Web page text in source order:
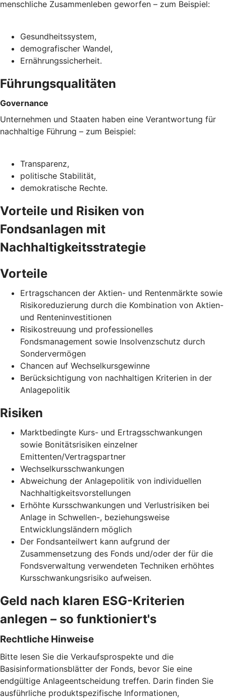
menschliche Zusammenleben geworfen – zum Beispiel:
Gesundheitssystem,
demografischer Wandel,
Ernährungssicherheit.
Führungsqualitäten
Governance
Unternehmen und Staaten haben eine Verantwortung für
nachhaltige Führung – zum Beispiel:
Transparenz,
politische Stabilität,
demokratische Rechte.
Vorteile und Risiken von
Fondsanlagen mit
Nachhaltigkeitsstrategie
Vorteile
Ertragschancen der Aktien- und Rentenmärkte sowie
Risikoreduzierung durch die Kombination von Aktien-
und Renteninvestitionen
Risikostreuung und professionelles
Fondsmanagement sowie Insolvenzschutz durch
Sondervermögen
Chancen auf Wechselkursgewinne
Berücksichtigung von nachhaltigen Kriterien in der
Anlagepolitik
Risiken
Marktbedingte Kurs- und Ertragsschwankungen
sowie Bonitätsrisiken einzelner
Emittenten/Vertragspartner
Wechselkursschwankungen
Abweichung der Anlagepolitik von individuellen
Nachhaltigkeitsvorstellungen
Erhöhte Kursschwankungen und Verlustrisiken bei
Anlage in Schwellen-, beziehungsweise
Entwicklungsländern möglich
Der Fondsanteilwert kann aufgrund der
Zusammensetzung des Fonds und/oder der für die
Fondsverwaltung verwendeten Techniken erhöhtes
Kursschwankungsrisiko aufweisen.
Geld nach klaren ESG-Kriterien
anlegen – so funktioniert's
Rechtliche Hinweise
Bitte lesen Sie die Verkaufsprospekte und die
Basisinformationsblätter der Fonds, bevor Sie eine
endgültige Anlageentscheidung treffen. Darin finden Sie
ausführliche produktspezifische Informationen,